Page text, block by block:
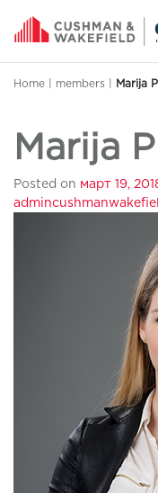
Home members Marija
Marija
Posted on март 19,